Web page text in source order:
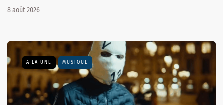
8 août 2026
A LA UNE MUSIQUE